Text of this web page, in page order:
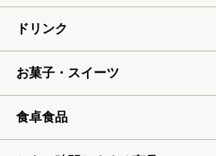
ドリンク
お菓子・スイーツ
食卓食品